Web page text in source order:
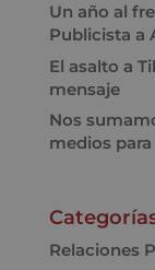
Un año al
Publicista a
El asalto a
mensaje
Nos
medios
Relaciones